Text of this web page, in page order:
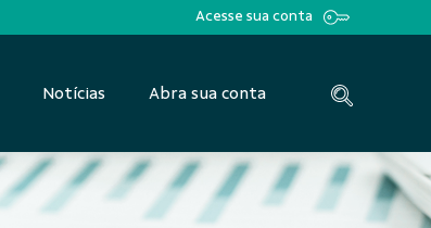
Acesse sua conta
Notícias Abra sua conta